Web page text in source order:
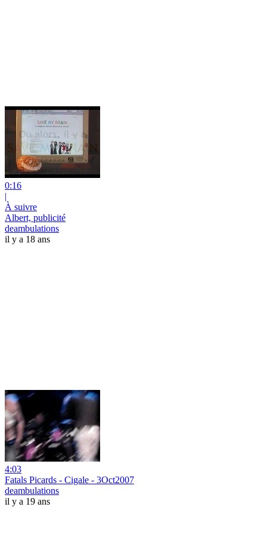
0:16
|
À suivre
Albert, publicité
deambulations
il y a 18 ans
4:03
Fatals Picards - Cigale - 3Oct2007
deambulations
il y a 19 ans